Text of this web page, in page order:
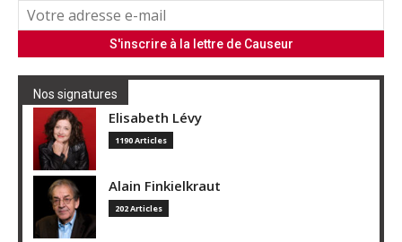
Nos signatures
Elisabeth Lévy
1190 Articles
Alain Finkielkraut
202 Articles